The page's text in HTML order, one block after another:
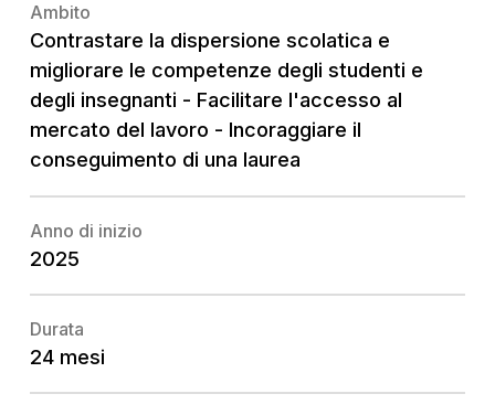
Ambito
Contrastare la dispersione scolatica e
migliorare le competenze degli studenti e
degli insegnanti - Facilitare l'accesso al
mercato del lavoro - Incoraggiare il
conseguimento di una laurea
Anno di inizio
2025
Durata
24 mesi